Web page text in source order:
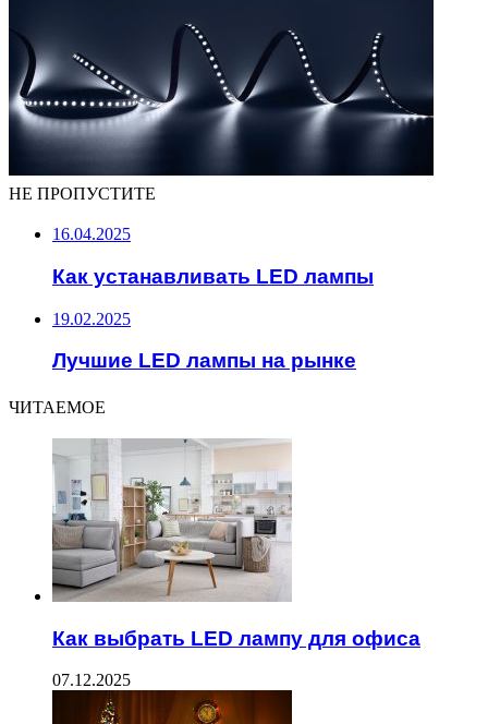
НЕ ПРОПУСТИТЕ
16.04.2025
Как устанавливать LED лампы
19.02.2025
Лучшие LED лампы на рынке
ЧИТАЕМОЕ
Как выбрать LED лампу для офиса
07.12.2025